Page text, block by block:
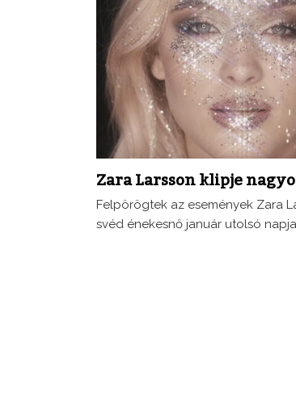
Zara Larsson klipje
Felpörögtek az események Zara
svéd énekesnő január utolsó